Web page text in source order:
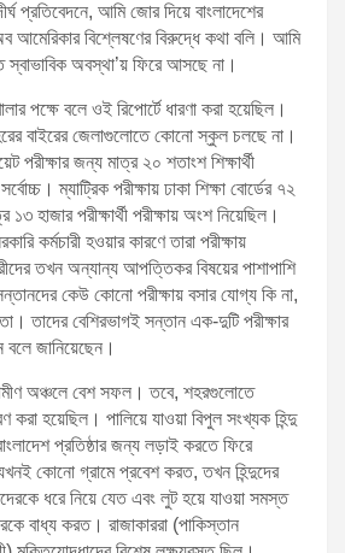
প্রতিবেদনে, আমি জোর দিয়ে বাংলাদেশের
আমেরিকার বিশ্লেষণের বিরুদ্ধে কথা বলি। আমি
অবস্থা’য় ফিরে আসছে না।
পক্ষে বলে ওই রিপোর্টে ধারণা করা হয়েছিল।
বাইরের জেলাগুলোতে কোনো স্কুল চলছে না।
পরীক্ষার জন্য মাত্র ২০ শতাংশ শিক্ষার্থী
ম্যাট্রিক পরীক্ষায় ঢাকা শিক্ষা বোর্ডের ৭২
১৩ হাজার পরীক্ষার্থী পরীক্ষায় অংশ নিয়েছিল।
কর্মচারী হওয়ার কারণে তারা পরীক্ষায়
তখন অন্যান্য আপত্তিকর বিষয়ের পাশাপাশি
কেউ কোনো পরীক্ষায় বসার যোগ্য কি না,
তাদের বেশিরভাগই সন্তান এক-দুটি পরীক্ষার
জানিয়েছেন।
অঞ্চলে বেশ সফল। তবে, শহরগুলোতে
করা হয়েছিল। পালিয়ে যাওয়া বিপুল সংখ্যক হিন্দু
প্রতিষ্ঠার জন্য লড়াই করতে ফিরে
কোনো গ্রামে প্রবেশ করত, তখন হিন্দুদের
ধরে নিয়ে যেত এবং লুট হয়ে যাওয়া সমস্ত
বাধ্য করত। রাজাকাররা (পাকিস্তান